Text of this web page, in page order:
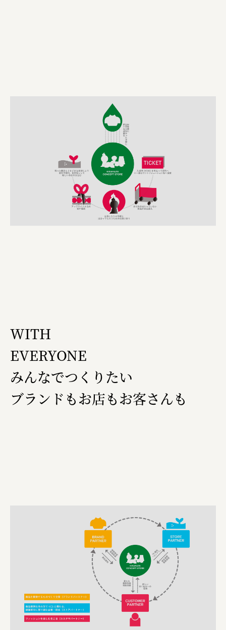
WITH
EVERYONE
みんなでつくりたい
ブランドもお店もお客さんも